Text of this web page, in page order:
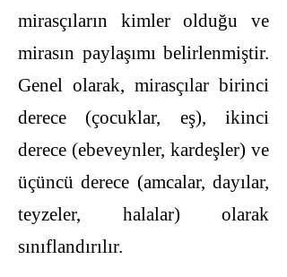
mirasçıların kimler olduğu ve
mirasın paylaşımı belirlenmiştir.
Genel olarak, mirasçılar birinci
derece (çocuklar, eş), ikinci
derece (ebeveynler, kardeşler) ve
üçüncü derece (amcalar, dayılar,
teyzeler, halalar) olarak
sınıflandırılır.